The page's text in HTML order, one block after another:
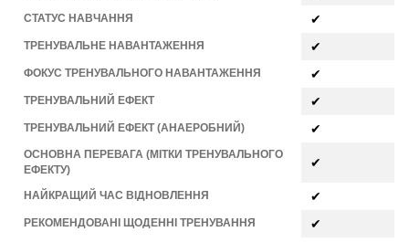
СТАТУС НАВЧАННЯ ✔
ТРЕНУВАЛЬНЕ НАВАНТАЖЕННЯ ✔
ФОКУС ТРЕНУВАЛЬНОГО НАВАНТАЖЕННЯ ✔
ТРЕНУВАЛЬНИЙ ЕФЕКТ ✔
ТРЕНУВАЛЬНИЙ ЕФЕКТ (АНАЕРОБНИЙ) ✔
ОСНОВНА ПЕРЕВАГА (МІТКИ ТРЕНУВАЛЬНОГО
ЕФЕКТУ)
✔
НАЙКРАЩИЙ ЧАС ВІДНОВЛЕННЯ ✔
РЕКОМЕНДОВАНІ ЩОДЕННІ ТРЕНУВАННЯ ✔